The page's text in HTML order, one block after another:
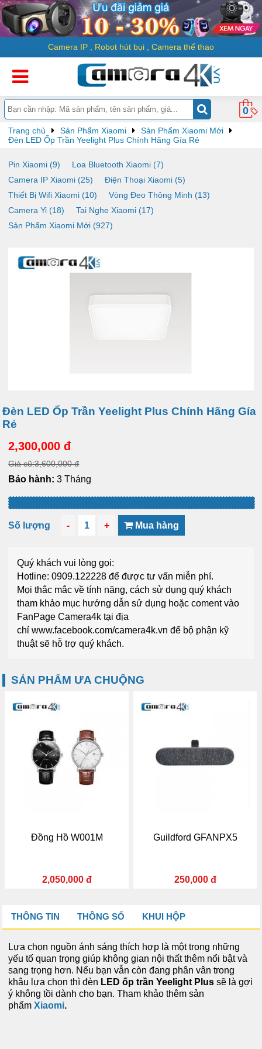
Camera IP Robot hút bụi Camera thể thao
0
Trang chủ Sản Phẩm Xiaomi
Sản Phẩm Xiaomi Mới
Đèn LED Ốp Trần Yeelight Plus Chính Hãng Gía Rẻ
Pin Xiaomi (9)
Loa Bluetooth Xiaomi (7)
Camera IP Xiaomi (25)
Điện Thoại Xiaomi (5)
Thiết Bị Wifi Xiaomi (10)
Vòng Đeo Thông Minh (13)
Camera Yi (18)
Tai Nghe Xiaomi (17)
Sản Phẩm Xiaomi Mới (927)
Đèn LED Ốp Trần Yeelight Plus Chính Hãng Gía
Rẻ
2,300,000 đ
Giá cũ:3,600,000 đ
Bảo hành: 3 Tháng
Số lượng - 1 + Mua hàng
Quý khách vui lòng gọi:
Hotline: 0909.122228để được tư vấn miễn phí.
Mọi thắc mắc về tính năng, cách sử dụng quý khách
tham khảo mục hướng dẫn sử dụng hoặc coment vào
FanPageCamera4ktại địa
chỉwww.facebook.com/camera4k.vnđể bộ phận kỹ
thuật sẽ hỗ trợ quý khách.
SẢN PHẨM ƯA CHUỘNG
Đồng Hồ W001M
2,050,000 đ
Guildford GFANPX5
250,000 đ
THÔNG TIN THÔNG SỐ KHUI HỘP
Lựa chọn nguồn ánh sáng thích hợp là một trong những
yếu tố quan trọng giúp không gian nội thất thêm nổi bật và
sang trọng hơn. Nếu bạn vẫn còn đang phân vân trong
khâu lựa chọn thì đèn LED ốp trần Yeelight Plus sẽ là gợi
ý không tồi dành cho bạn. Tham khảo thêm sản
phẩmXiaomi.